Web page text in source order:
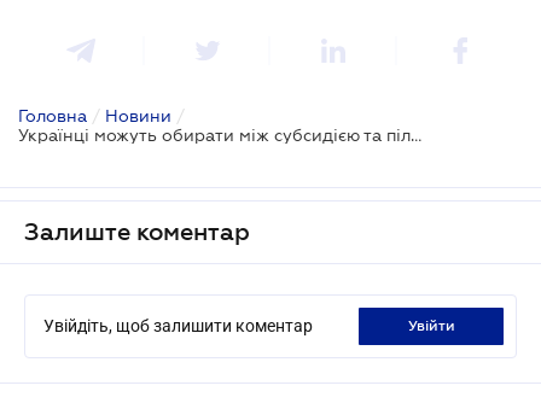
Головна / Новини /
Українці можуть обирати між субсидією та пільгою
Залиште коментар
Увійдіть, щоб залишити коментар увійти